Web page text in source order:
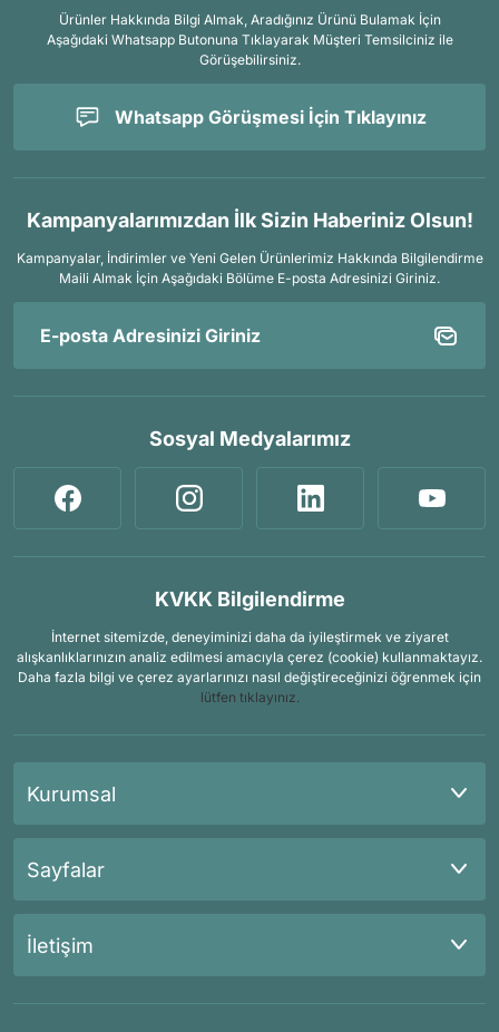
Ürünler Hakkında Bilgi Almak, Aradığınız Ürünü Bulamak İçin
Aşağıdaki Whatsapp Butonuna Tıklayarak Müşteri Temsilciniz ile
Görüşebilirsiniz.
Whatsapp Görüşmesi İçin Tıklayınız
Kampanyalarımızdan İlk Sizin Haberiniz Olsun!
Kampanyalar, İndirimler ve Yeni Gelen Ürünlerimiz Hakkında Bilgilendirme
Maili Almak İçin Aşağıdaki Bölüme E-posta Adresinizi Giriniz.
Sosyal Medyalarımız
KVKK Bilgilendirme
İnternet sitemizde, deneyiminizi daha da iyileştirmek ve ziyaret
alışkanlıklarınızın analiz edilmesi amacıyla çerez (cookie) kullanmaktayız.
Daha fazla bilgi ve çerez ayarlarınızı nasıl değiştireceğinizi öğrenmek için
lütfen tıklayınız.
Kurumsal
Sayfalar
İletişim